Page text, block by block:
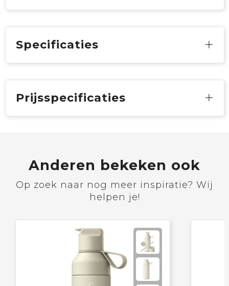
Specificaties
Prijsspecificaties
Anderen bekeken ook
Op zoek naar nog meer inspiratie? Wij
helpen je!